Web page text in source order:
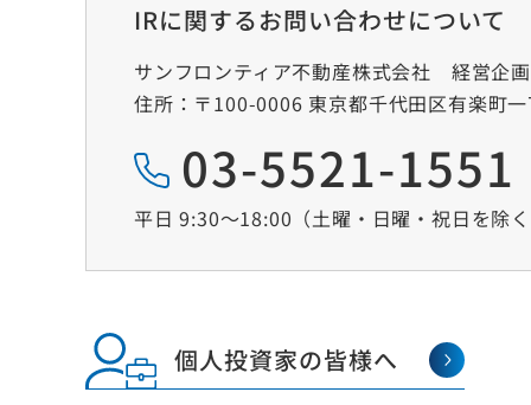
IRに関するお問い合わせについて
サンフロンティア不動産株式会社 経営企
住所：〒100-0006 東京都千代田区有楽町
03-5521-1551
平日 9:30～18:00（土曜‧日曜‧祝日を除
個人投資家の皆様へ